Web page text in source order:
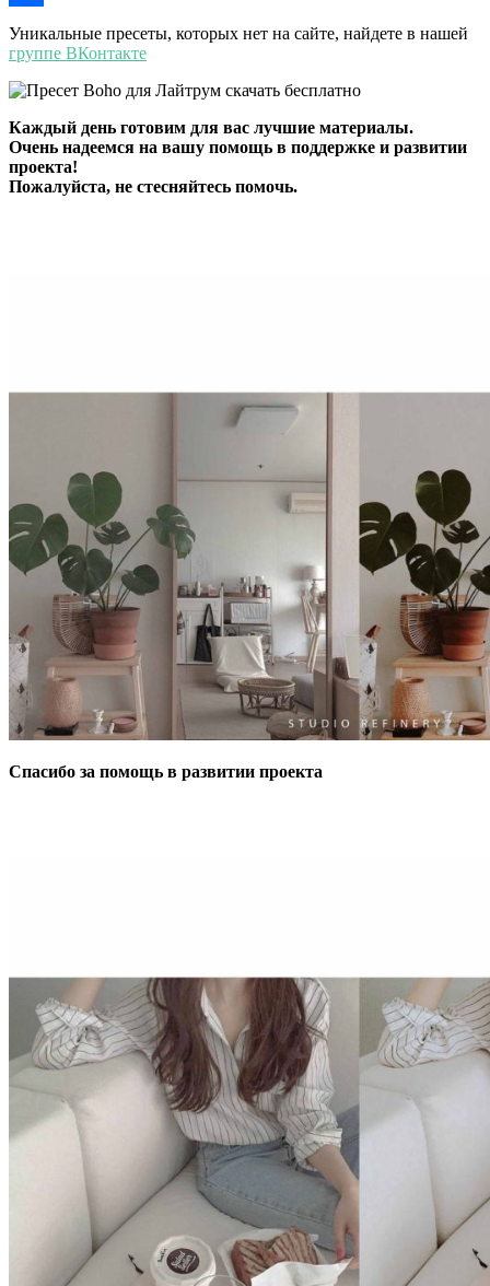
Отправить
Уникальные пресеты, которых нет на сайте, найдете в нашей
группе ВКонтакте
Каждый день готовим для вас лучшие материалы.
Очень надеемся на вашу помощь в поддержке и развитии
проекта!
Пожалуйста, не стесняйтесь помочь.
Спасибо за помощь в развитии проекта